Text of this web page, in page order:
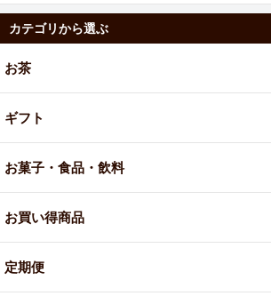
カテゴリから選ぶ
お茶
ギフト
お菓子・食品・飲料
お買い得商品
定期便